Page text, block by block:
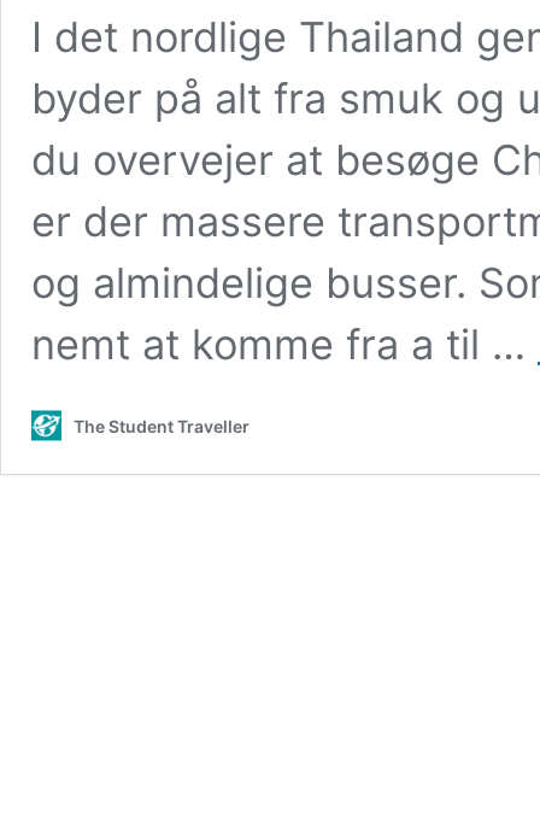
I det nordlige Thailand
byder på alt fra smuk og
du overvejer at besøge
er der massere
og almindelige busser.
nemt at komme fra a til …
The Student Traveller